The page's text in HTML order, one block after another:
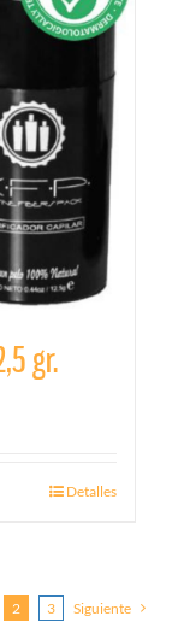
gr.
Detalles
2 3 Siguiente